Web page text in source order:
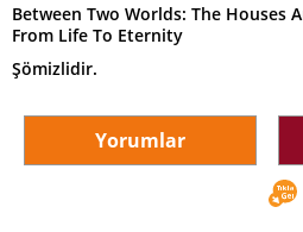
Between Two Worlds: The Houses
From Life To Eternity
Şömizlidir.
Yorumlar